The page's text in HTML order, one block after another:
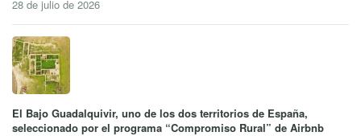
28 de julio de 2026
El Bajo Guadalquivir, uno de los dos territorios de España,
seleccionado por el programa “Compromiso Rural” de Airbnb